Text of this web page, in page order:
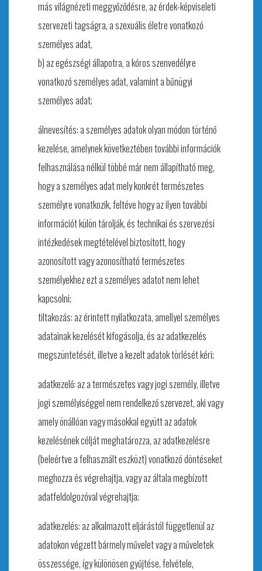
más világnézeti meggyőződésre, az érdek-képviseleti
szervezeti tagságra, a szexuális életre vonatkozó
személyes adat,
b) az egészségi állapotra, a kóros szenvedélyre
vonatkozó személyes adat, valamint a bűnügyi
személyes adat;
álnevesítés: a személyes adatok olyan módon történő
kezelése, amelynek következtében további információk
felhasználása nélkül többé már nem állapítható meg,
hogy a személyes adat mely konkrét természetes
személyre vonatkozik, feltéve hogy az ilyen további
információt külön tárolják, és technikai és szervezési
intézkedések megtételével biztosított, hogy
azonosított vagy azonosítható természetes
személyekhez ezt a személyes adatot nem lehet
kapcsolni;
tiltakozás: az érintett nyilatkozata, amellyel személyes
adatainak kezelését kifogásolja, és az adatkezelés
megszüntetését, illetve a kezelt adatok törlését kéri;
adatkezelő: az a természetes vagy jogi személy, illetve
jogi személyiséggel nem rendelkező szervezet, aki vagy
amely önállóan vagy másokkal együtt az adatok
kezelésének célját meghatározza, az adatkezelésre
(beleértve a felhasznált eszközt) vonatkozó döntéseket
meghozza és végrehajtja, vagy az általa megbízott
adatfeldolgozóval végrehajtja;
adatkezelés: az alkalmazott eljárástól függetlenül az
adatokon végzett bármely művelet vagy a műveletek
összessége, így különösen gyűjtése, felvétele,